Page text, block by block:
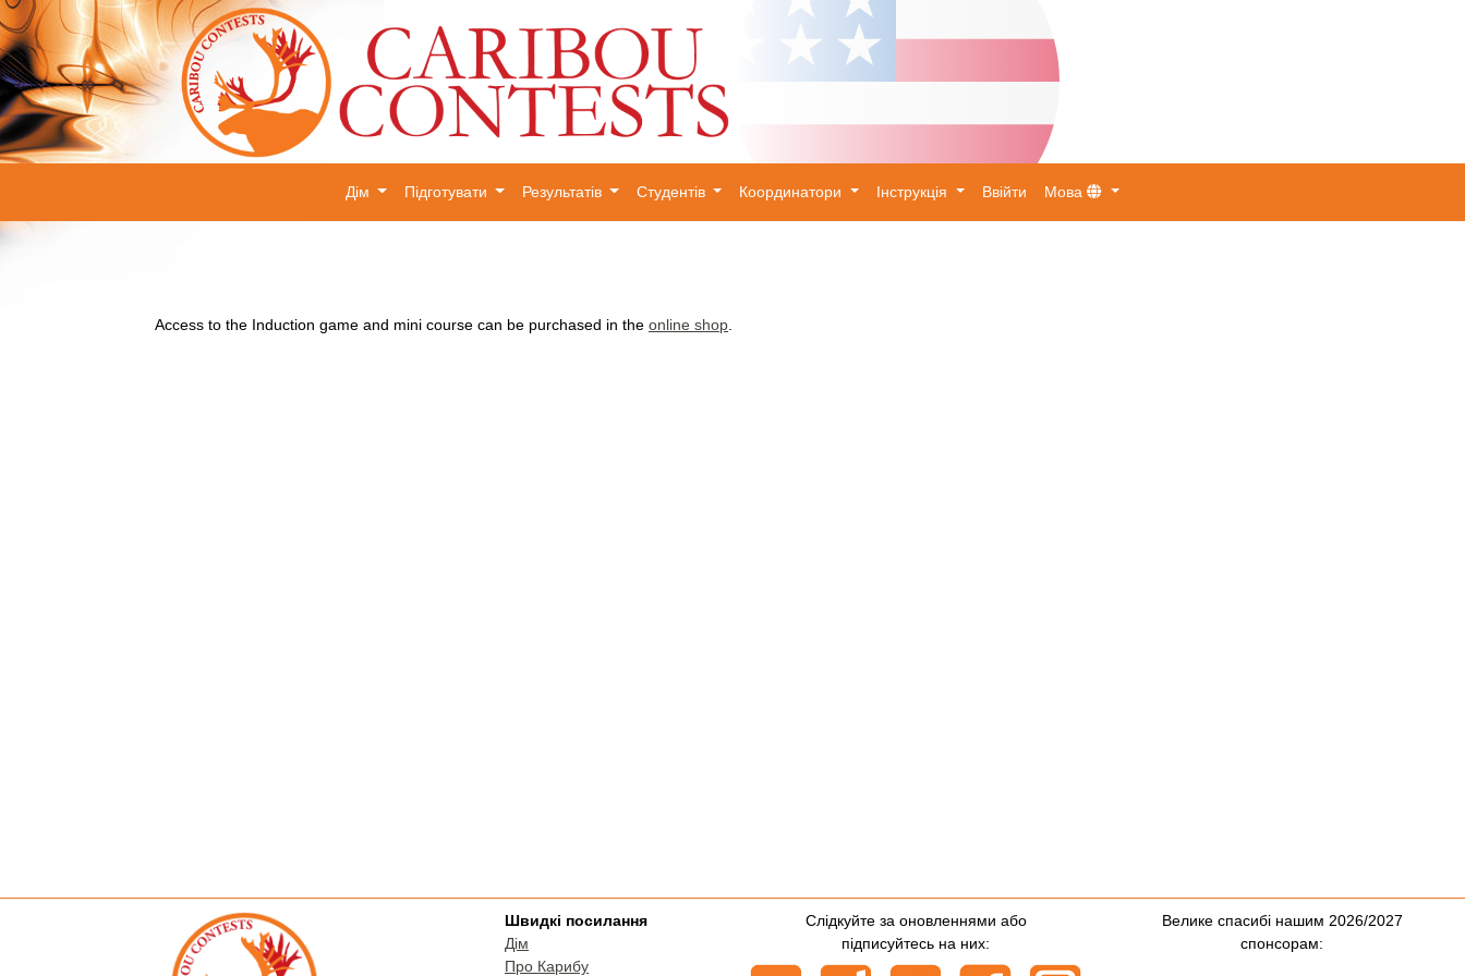
Дім Підготувати Результатів Студентів Координатори Інструкція Ввійти Мова
Access to the Induction game and mini course can be purchased in the online shop
Швидкі посилання
Дім
Про Карибу
Слідкуйте за оновленнями або
підписуйтесь на них:
Велике спасибі нашим 2026/2027
спонсорам: